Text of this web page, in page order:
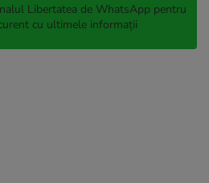
Libertatea de WhatsApp pentru
cu ultimele informații